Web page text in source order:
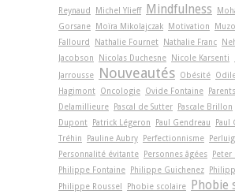
Reynaud
Michel Ylieff Mindfulness
Gorsane
Moïra Mikolajczak Motivation Muzo
Fallourd
Nathalie Fournet Nathalie Franc
Jacobson
Nicolas Duchesne Nicole Karsenti
Jarrousse
Nouveautés Obésité
Hagimont Oncologie Ovide Fontaine Parents
Delamillieure
Pascal de Sutter Pascale Brillon
Dupont
Patrick Légeron Paul Gendreau Paul
Tréhin
Pauline Aubry Perfectionnisme
Personnalité évitante
Personnes âgées
Philippe Fontaine
Philippe Guichenez
Philippe Roussel
Phobie scolaire Phobie